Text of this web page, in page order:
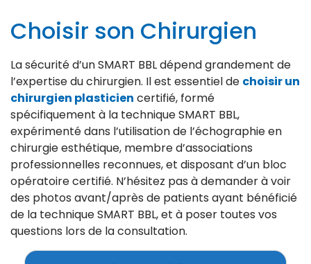
Choisir son Chirurgien
La sécurité d’un SMART BBL dépend grandement de
l’expertise du chirurgien. Il est essentiel de choisir un
chirurgien plasticien certifié, formé
spécifiquement à la technique SMART BBL,
expérimenté dans l’utilisation de l’échographie en
chirurgie esthétique, membre d’associations
professionnelles reconnues, et disposant d’un bloc
opératoire certifié. N’hésitez pas à demander à voir
des photos avant/après de patients ayant bénéficié
de la technique SMART BBL, et à poser toutes vos
questions lors de la consultation.